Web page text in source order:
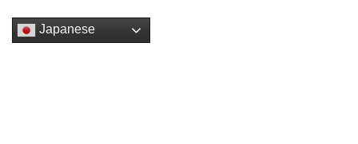
ナ
ビ
ペ
ペ
Japanese